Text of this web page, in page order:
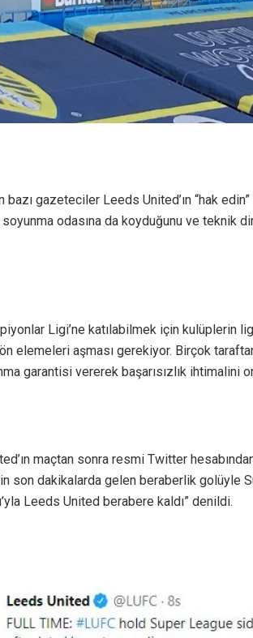
bazı gazeteciler Leeds United’ın “hak
odasına da koyduğunu ve teknik
Ligi’ne katılabilmek için kulüplerin
elemeleri aşması gerekiyor. Birçok taraftar
garantisi vererek başarısızlık ihtimalini
maçtan sonra resmi Twitter
son dakikalarda gelen beraberlik golüyle
Leeds United berabere kaldı” denildi.